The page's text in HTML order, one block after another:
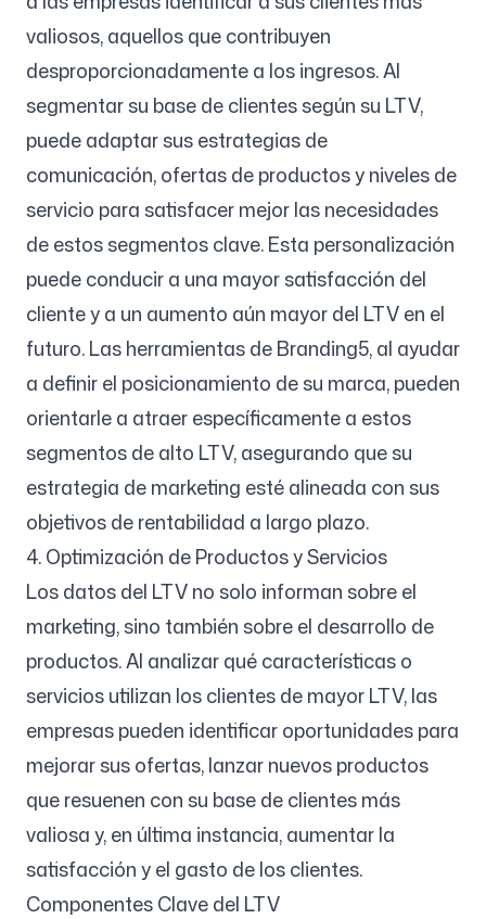
valiosos, aquellos que contribuyen
desproporcionadamente a los ingresos. Al
segmentar su base de clientes según su LTV,
puede adaptar sus estrategias de
comunicación, ofertas de productos y niveles de
servicio para satisfacer mejor las necesidades
de estos segmentos clave. Esta personalización
puede conducir a una mayor satisfacción del
cliente y a un aumento aún mayor del LTV en el
futuro. Las herramientas de Branding5, al ayudar
a definir el posicionamiento de su marca, pueden
orientarle a atraer específicamente a estos
segmentos de alto LTV, asegurando que su
estrategia de marketing esté alineada con sus
objetivos de rentabilidad a largo plazo.
4. Optimización de Productos y Servicios
Los datos del LTV no solo informan sobre el
marketing, sino también sobre el desarrollo de
productos. Al analizar qué características o
servicios utilizan los clientes de mayor LTV, las
empresas pueden identificar oportunidades para
mejorar sus ofertas, lanzar nuevos productos
que resuenen con su base de clientes más
valiosa y, en última instancia, aumentar la
satisfacción y el gasto de los clientes.
Componentes Clave del LTV